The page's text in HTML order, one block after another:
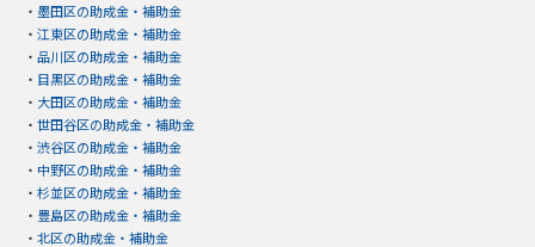
・ 墨田区の助成金・補助金
・ 江東区の助成金・補助金
・ 品川区の助成金・補助金
・ 目黒区の助成金・補助金
・ 大田区の助成金・補助金
・ 世田谷区の助成金・補助金
・ 渋谷区の助成金・補助金
・ 中野区の助成金・補助金
・ 杉並区の助成金・補助金
・ 豊島区の助成金・補助金
・ 北区の助成金・補助金